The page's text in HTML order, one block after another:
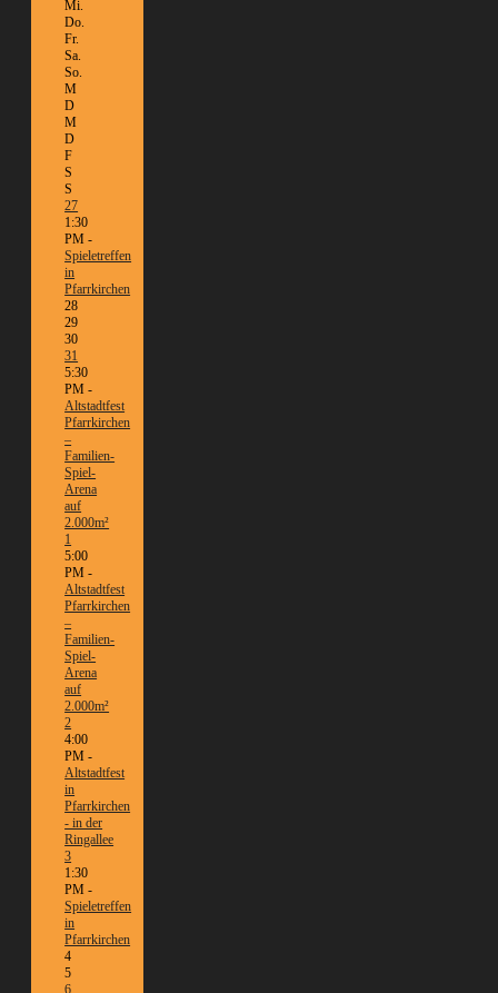
Mi.
Do.
Fr.
Sa.
So.
M
D
M
D
F
S
S
27
1:30
PM -
Spieletreffen
in
Pfarrkirchen
28
29
30
31
5:30
PM -
Altstadtfest
Pfarrkirchen
–
Familien-
Spiel-
Arena
auf
2.000m²
1
5:00
PM -
Altstadtfest
Pfarrkirchen
–
Familien-
Spiel-
Arena
auf
2.000m²
2
4:00
PM -
Altstadtfest
in
Pfarrkirchen
- in der
Ringallee
3
1:30
PM -
Spieletreffen
in
Pfarrkirchen
4
5
6